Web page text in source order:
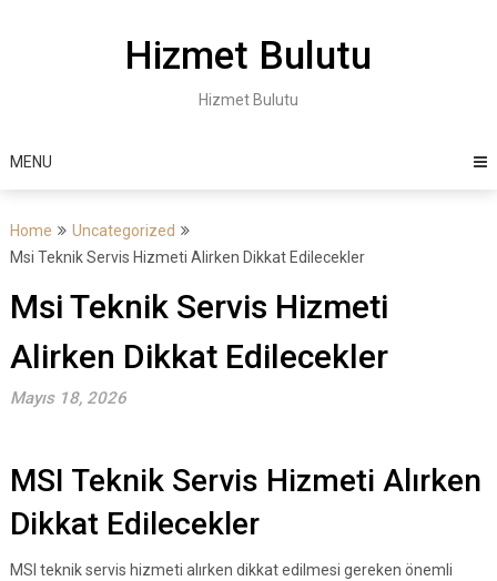
Hizmet Bulutu
Hizmet Bulutu
MENU
Home
Uncategorized
Msi Teknik Servis Hizmeti Alirken Dikkat Edilecekler
Msi Teknik Servis Hizmeti
Alirken Dikkat Edilecekler
Mayıs 18, 2026
MSI Teknik Servis Hizmeti Alırken
Dikkat Edilecekler
MSI teknik servis hizmeti alırken dikkat edilmesi gereken önemli